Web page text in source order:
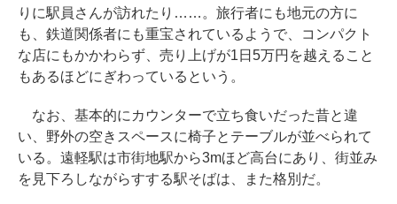
りに駅員さんが訪れたり……。旅行者にも地元の方に
も、鉄道関係者にも重宝されているようで、コンパクト
な店にもかかわらず、売り上げが1日5万円を越えること
もあるほどにぎわっているという。
なお、基本的にカウンターで立ち食いだった昔と違
い、野外の空きスペースに椅子とテーブルが並べられて
いる。遠軽駅は市街地駅から3mほど高台にあり、街並み
を見下ろしながらすする駅そばは、また格別だ。